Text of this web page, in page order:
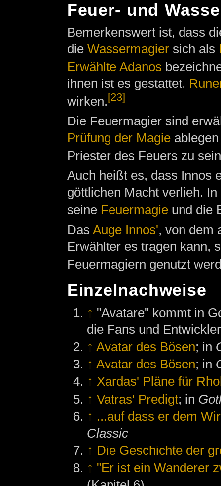
Feuer- und
Bemerkenswert ist, dass
die Wassermagiersich als
Erwählte Adanos
ihnen ist es gestattet,
wirken.[23]
Die Feuermagier sind
Prüfung der Magieablegen
Priester des Feuers zu
Auch heißt es, dass Innos
göttlichen Macht verlieh.
seine Feuermagieund die
Das Auge Innos', von dem
Erwählter es tragen kann,
Feuermagiern genutzt
Einzelnachweise
↑ "Avatare" kommt in
die Fans und
↑ Avatar des Bösen; in
↑ Avatar des Bösen; in
↑ Xardas' Pläne für
↑ Vatras' Predigt; in
↑ ...auf dass er dem
Classic
↑ Die Geschichte der
↑ "Er ist ein Wanderer